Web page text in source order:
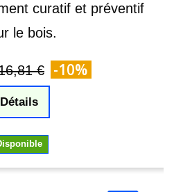
curatif et préventif
le bois.
€ -10%
Détails